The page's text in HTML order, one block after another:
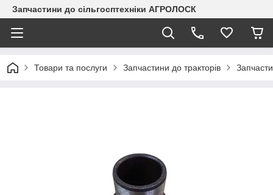
Запчастини до сільгосптехніки АГРОЛОСК
Товари та послуги Запчастини до тракторів